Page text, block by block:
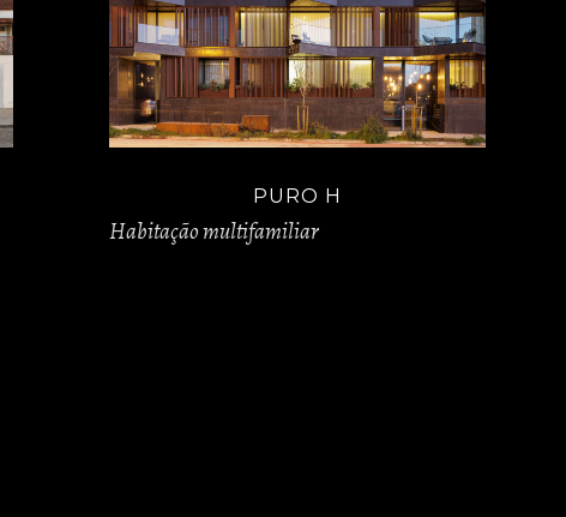
PURO H
Habitação multifamiliar